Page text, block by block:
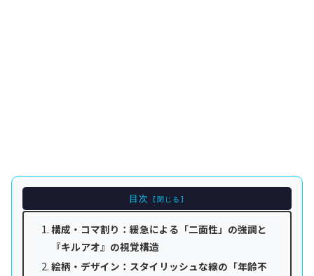
目次
構成・コマ割り：緩急による「二面性」の強調と
『キルアオ』の視覚構造
絵柄・デザイン：スタイリッシュな線の「年齢不